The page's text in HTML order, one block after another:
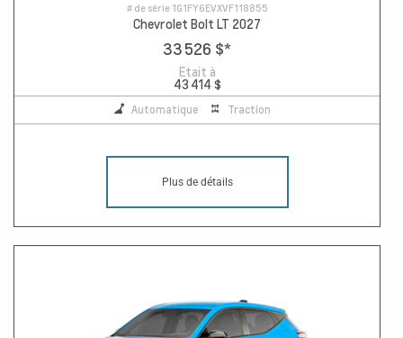
# de série 1G1FY6EVXVF118855
Chevrolet Bolt LT 2027
33 526 $*
Etait à
43 414 $
Automatique Traction
Plus de détails